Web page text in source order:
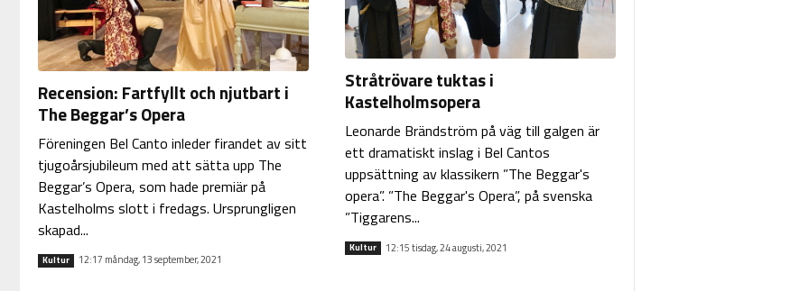
Recension: Fartfyllt och njutbart i
The Beggar’s Opera
Föreningen Bel Canto inleder firandet av sitt
tjugoårsjubileum med att sätta upp The
Beggar’s Opera, som hade premiär på
Kastelholms slott i fredags. Ursprungligen
skapad...
Kultur 12:17 måndag, 13 september, 2021
Stråtrövare tuktas i
Kastelholmsopera
Leonarde Brändström på väg till galgen är
ett dramatiskt inslag i Bel Cantos
uppsättning av klassikern ”The Beggar's
opera”. ”The Beggar's Opera”, på svenska
”Tiggarens...
Kultur 12:15 tisdag, 24 augusti, 2021